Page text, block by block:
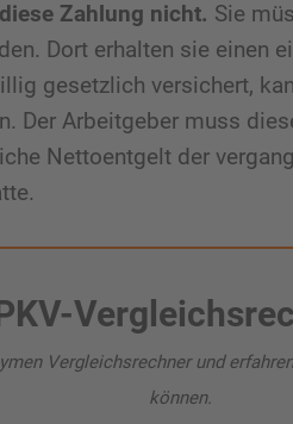
Zahlung nicht. Sie
Dort erhalten sie einen
gesetzlich versichert,
Der Arbeitgeber muss
Nettoentgelt der
Vergleichsrechner und
können.